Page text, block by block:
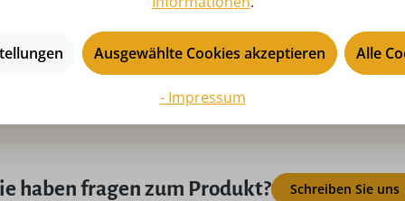
haben fragen zum Produkt? Schreiben Sie uns
Ausgewählte Cookies akzeptieren Alle
- Impressum